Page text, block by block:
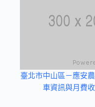
臺北市中山區－應安
車資訊與月費